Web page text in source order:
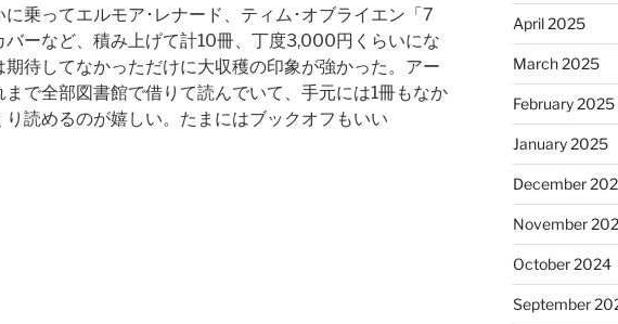
に乗ってエルモア･レナード、ティム･オブライエン「7
バーなど、積み上げて計10冊、丁度3,000円くらいにな
期待してなかっただけに大収穫の印象が強かった。アー
まで全部図書館で借りて読んでいて、手元には1冊もなか
り読めるのが嬉しい。たまにはブックオフもいい
April 2025
March 2025
February 2025
January 2025
December
November
October 2024
September